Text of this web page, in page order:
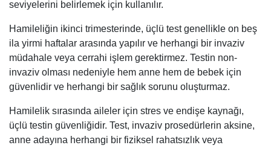
seviyelerini belirlemek için kullanılır.
Hamileliğin ikinci trimesterinde, üçlü test genellikle on beş
ila yirmi haftalar arasında yapılır ve herhangi bir invaziv
müdahale veya cerrahi işlem gerektirmez. Testin non-
invaziv olması nedeniyle hem anne hem de bebek için
güvenlidir ve herhangi bir sağlık sorunu oluşturmaz.
Hamilelik sırasında aileler için stres ve endişe kaynağı,
üçlü testin güvenliğidir. Test, invaziv prosedürlerin aksine,
anne adayına herhangi bir fiziksel rahatsızlık veya